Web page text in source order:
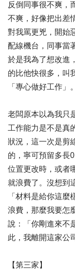
反倒同事很不爽，
不爽，好像把出差
對我罵更兇，開始
配線機台，同事當
於是我為了想改進
的比他快很多，叫
「專心做好工作」。
老闆原本以為我只
工作能力是不是真
狀況，這一次是剪
的，寧可預留多長
位置更改時，或者
就浪費了。沒想到
「材料是給你這
浪費，那麼我要怎
說：「你剛進來不
此，我離開這家公
【第三家】